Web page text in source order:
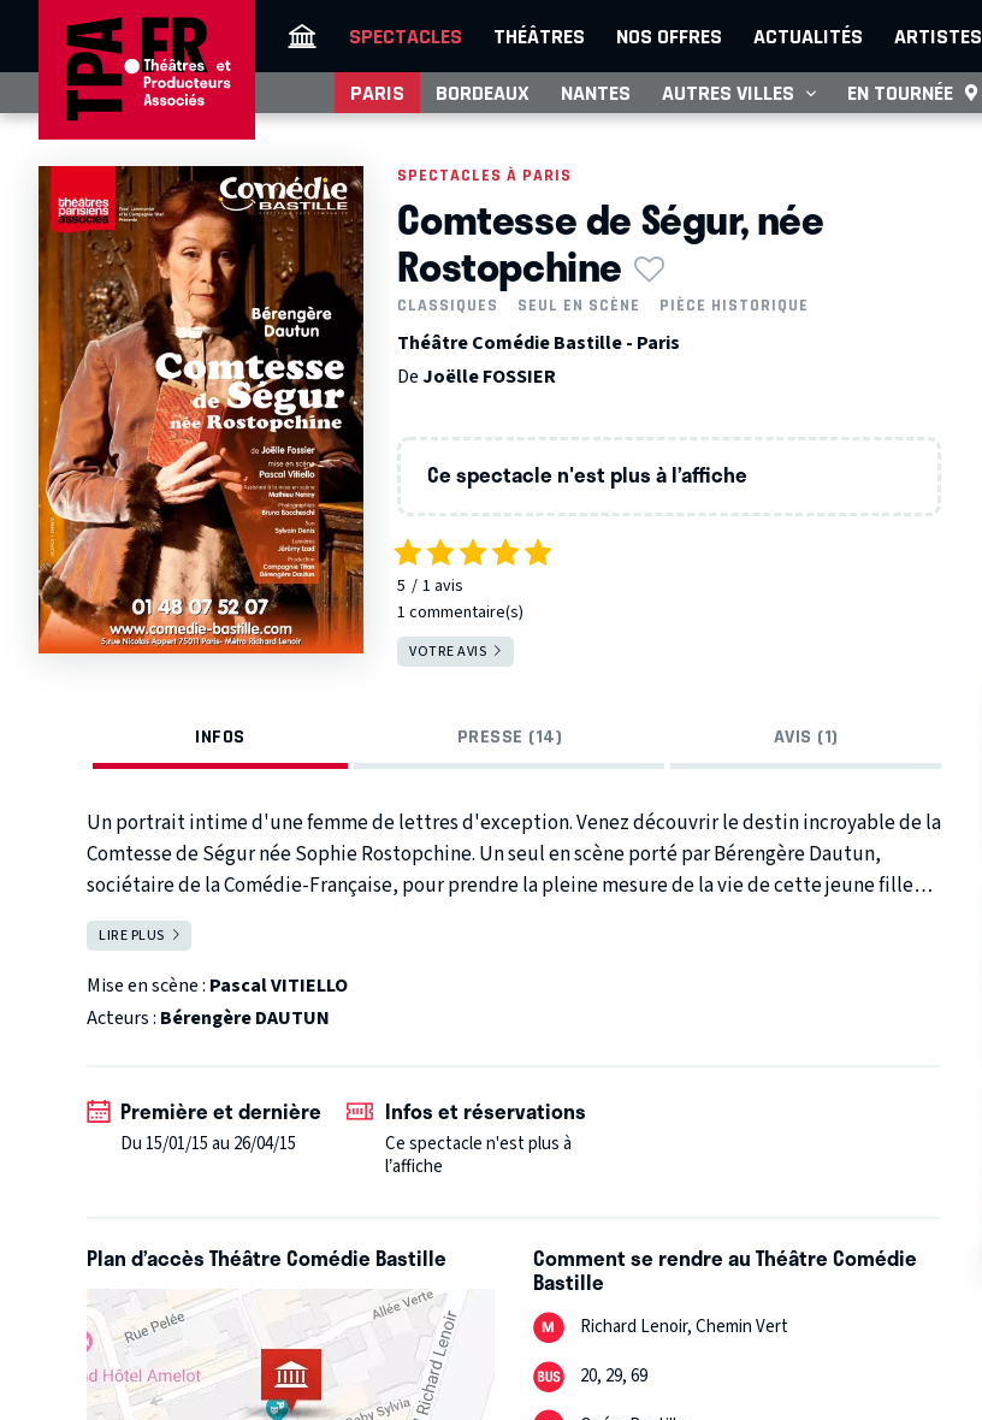
SPECTACLES THÉÂTRES NOS OFFRES ACTUALITÉS ARTISTES
PARIS BORDEAUX NANTES AUTRES VILLES EN TOURNÉE
SPECTACLES À PARIS
Comtesse de Ségur, née
Rostopchine
CLASSIQUES SEUL EN SCÈNE PIÈCE HISTORIQUE
Théâtre Comédie Bastille - Paris
DeJoëlle FOSSIER
Ce spectacle n'est plus à l’affiche
5 1 avis
1 commentaire(s)
VOTRE AVIS
INFOS PRESSE (14) AVIS (1)
Un portrait intime d'une femme de lettres d'exception. Venez découvrir le destin incroyable de la
Comtesse de Ségur née Sophie Rostopchine. Un seul en scène porté par Bérengère Dautun,
sociétaire de la Comédie-Française, pour prendre la pleine mesure de la vie de cette jeune fille
russe exilée en France, épouse délaissée, mère meurtrie, femme brillante éminemment cultivée
et écrivain de talent.
LIRE PLUS
Mise en scène : Pascal VITIELLO
Acteurs : Bérengère DAUTUN
Première et dernière
Du 15/01/15 au 26/04/15
Infos et réservations
Ce spectacle n'est plus à
l’affiche
Plan d’accès Théâtre Comédie Bastille Comment se rendre au Théâtre Comédie
Bastille
Richard Lenoir, Chemin Vert
20, 29, 69